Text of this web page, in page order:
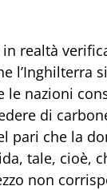
in realtà
l’Inghilterra
le nazioni
di
pari che la
tale, cioè,
non